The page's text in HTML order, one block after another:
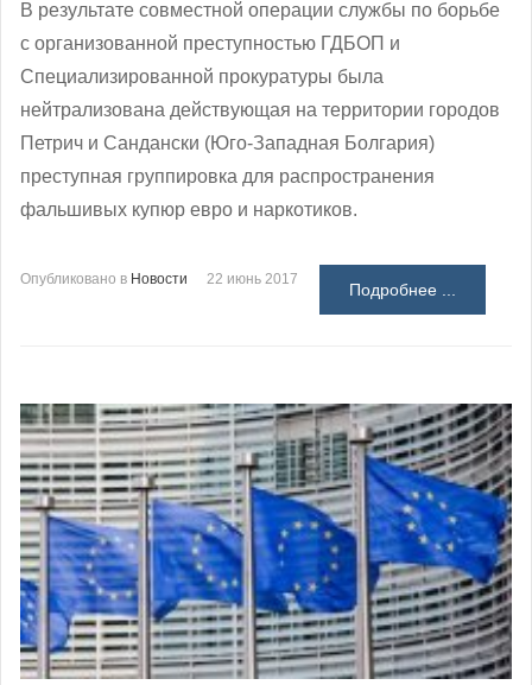
В результате совместной операции службы по борьбе
с организованной преступностью ГДБОП и
Специализированной прокуратуры была
нейтрализована действующая на территории городов
Петрич и Сандански (Юго-Западная Болгария)
преступная группировка для распространения
фальшивых купюр евро и наркотиков.
Опубликовано в Новости 22 июнь 2017
Подробнее ...